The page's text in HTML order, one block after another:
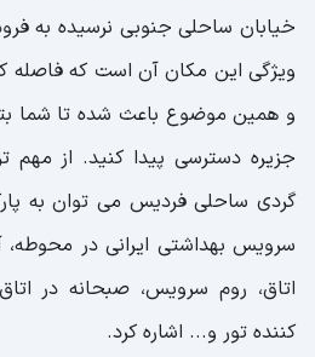
خیابان ساحلی جنوبی نرسیده به
ویژگی این مکان آن است که فاصله
و همین موضوع باعث شده تا شما
جزیره دسترسی پیدا کنید. از مهم
گردی ساحلی فردیس می توان به
سرویس بهداشتی ایرانی در محوطه،
اتاق، روم سرویس، صبحانه در
کننده تور و... اشاره کرد.